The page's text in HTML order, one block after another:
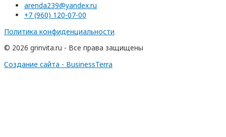
arenda239@yandex.ru
+7 (960) 120-07-00
Политика конфиденциальности
© 2026 grinvita.ru - Все права защищены
Создание сайта - BusinessTerra